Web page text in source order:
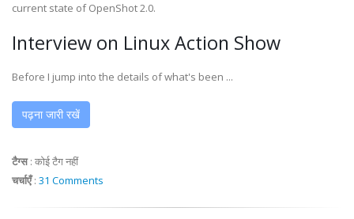
current state of OpenShot 2.0.
Interview on Linux Action Show
Before I jump into the details of what's been ...
पढ़ना जारी रखें
टैग्स: कोई टैग नहीं
चर्चाएँ: 31 Comments